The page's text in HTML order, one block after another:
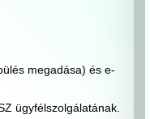
megadása) és e-
ügyfélszolgálatának.